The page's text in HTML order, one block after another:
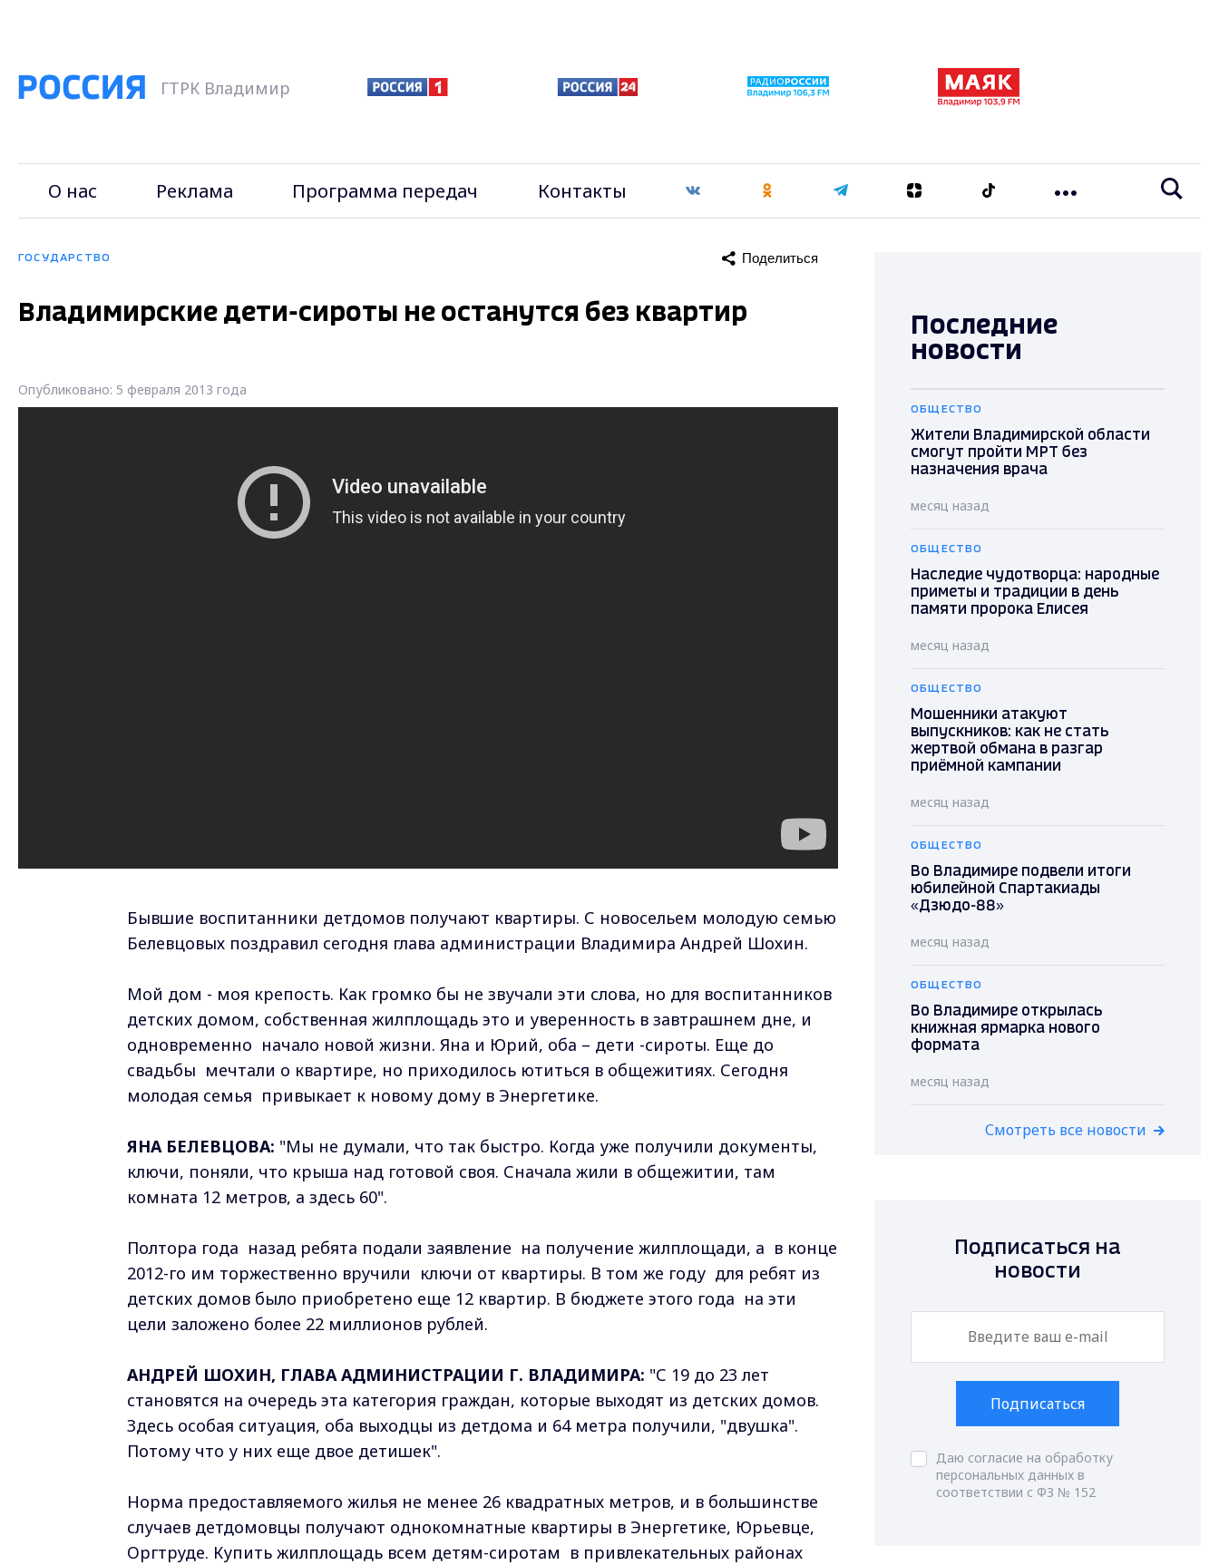
ГТРК Владимир
О нас Реклама Программа передач Контакты
ГОСУДАРСТВО Поделиться
Владимирские дети-сироты не останутся без квартир
Опубликовано: 5 февраля 2013 года
Бывшие воспитанники детдомов получают квартиры. С новосельем молодую семью
Белевцовых поздравил сегодня глава администрации Владимира Андрей Шохин.
Мой дом - моя крепость. Как громко бы не звучали эти слова, но для воспитанников
детских домом, собственная жилплощадь это и уверенность в завтрашнем дне, и
одновременно начало новой жизни. Яна и Юрий, оба – дети -сироты. Еще до
свадьбы мечтали о квартире, но приходилось ютиться в общежитиях. Сегодня
молодая семья привыкает к новому дому в Энергетике.
ЯНА БЕЛЕВЦОВА: "Мы не думали, что так быстро. Когда уже получили документы,
ключи, поняли, что крыша над готовой своя. Сначала жили в общежитии, там
комната 12 метров, а здесь 60".
Полтора года назад ребята подали заявление на получение жилплощади, а в конце
2012-го им торжественно вручили ключи от квартиры. В том же году для ребят из
детских домов было приобретено еще 12 квартир. В бюджете этого года на эти
цели заложено более 22 миллионов рублей.
АНДРЕЙ ШОХИН, ГЛАВА АДМИНИСТРАЦИИ Г. ВЛАДИМИРА: "С 19 до 23 лет
становятся на очередь эта категория граждан, которые выходят из детских домов.
Здесь особая ситуация, оба выходцы из детдома и 64 метра получили, "двушка".
Потому что у них еще двое детишек".
Норма предоставляемого жилья не менее 26 квадратных метров, и в большинстве
случаев детдомовцы получают однокомнатные квартиры в Энергетике, Юрьевце,
Оргтруде. Купить жилплощадь всем детям-сиротам в привлекательных районах
Последние
новости
ОБЩЕСТВО
Жители Владимирской области
смогут пройти МРТ без
назначения врача
месяц назад
ОБЩЕСТВО
Наследие чудотворца: народные
приметы и традиции в день
памяти пророка Елисея
месяц назад
ОБЩЕСТВО
Мошенники атакуют
выпускников: как не стать
жертвой обмана в разгар
приёмной кампании
месяц назад
ОБЩЕСТВО
Во Владимире подвели итоги
юбилейной Спартакиады
«Дзюдо-88»
месяц назад
ОБЩЕСТВО
Во Владимире открылась
книжная ярмарка нового
формата
месяц назад
Смотреть все новости
Подписаться на
новости
Подписаться
Даю согласие на обработку
персональных данных в
соответствии с ФЗ № 152